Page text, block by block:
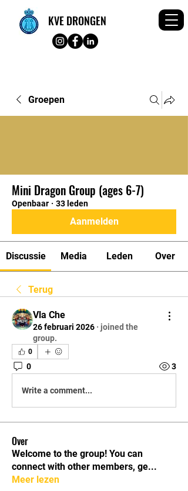
KVE DRONGEN
Groepen
Mini Dragon Group (ages 6-7)
Openbaar · 33 leden
Aanmelden
Discussie Media Leden Over
Terug
Vla Che
26 februari 2026 · joined the
group.
0
0 3
Write a comment...
Over
Welcome to the group! You can
connect with other members, ge...
Meer lezen